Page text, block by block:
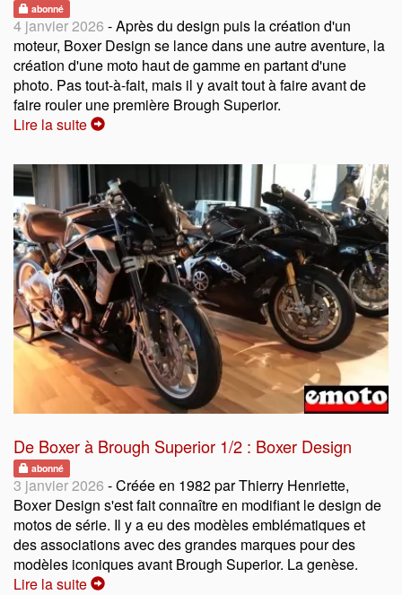
abonné
4 janvier 2026 - Après du design puis la création d'un
moteur, Boxer Design se lance dans une autre aventure, la
création d'une moto haut de gamme en partant d'une
photo. Pas tout-à-fait, mais il y avait tout à faire avant de
faire rouler une première Brough Superior.
Lire la suite
De Boxer à Brough Superior 1/2 : Boxer Design
abonné
3 janvier 2026 - Créée en 1982 par Thierry Henriette,
Boxer Design s'est fait connaître en modifiant le design de
motos de série. Il y a eu des modèles emblématiques et
des associations avec des grandes marques pour des
modèles iconiques avant Brough Superior. La genèse.
Lire la suite